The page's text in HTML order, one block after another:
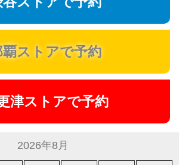
覇ストアで予約
津ストアで予約
2026年8月